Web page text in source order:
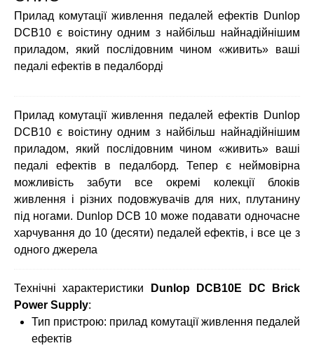
Прилад комутації живлення педалей ефектів Dunlop
DCB10 є воістину одним з найбільш найнадійнішим
приладом, який послідовним чином «живить» ваші
педалі ефектів в педалборді
Прилад комутації живлення педалей ефектів Dunlop
DCB10 є воістину одним з найбільш найнадійнішим
приладом, який послідовним чином «живить» ваші
педалі ефектів в педалборд. Тепер є неймовірна
можливість забути все окремі колекції блоків
живлення і різних подовжувачів для них, плутанину
під ногами. Dunlop DCB 10 може подавати одночасне
харчування до 10 (десяти) педалей ефектів, і все це з
одного джерела
Технічні характеристики
Dunlop DCB10E DC Brick
Power Supply:
Тип пристрою: прилад комутації живлення педалей
ефектів